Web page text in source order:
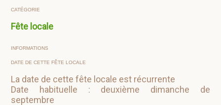
CATÉGORIE
Fête locale
INFORMATIONS
DATE DE CETTE FÊTE LOCALE
La date de cette fête locale est récurrente
Date habituelle : deuxième dimanche de
septembre